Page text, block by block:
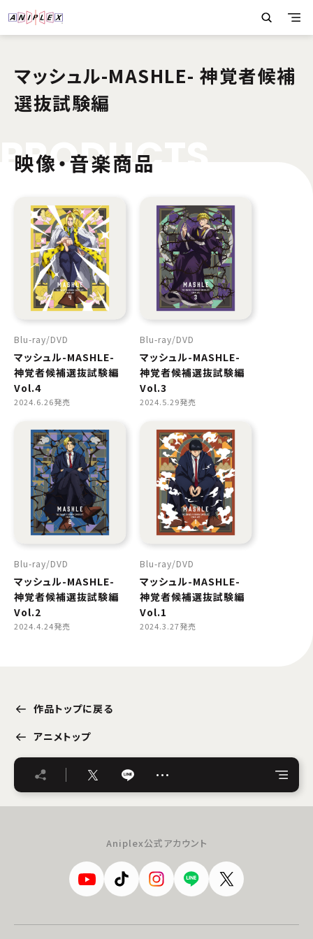
マッシュル-MASHLE- 神覚者候補
選抜試験編
PRODUC
映像・音楽商品
Blu-ray DVD
マッシュル-MASHLE-
神覚者候補選抜試験編
Vol.4
2024.6.26発売
Blu-ray DVD
マッシュル-MASHLE-
神覚者候補選抜試験編
Vol.3
2024.5.29発売
Blu-ray DVD
マッシュル-MASHLE-
神覚者候補選抜試験編
Vol.2
2024.4.24発売
Blu-ray DVD
マッシュル-MASHLE-
神覚者候補選抜試験編
Vol.1
2024.3.27発売
作品トップに戻る
アニメトップ
…
Aniplex公式アカウント